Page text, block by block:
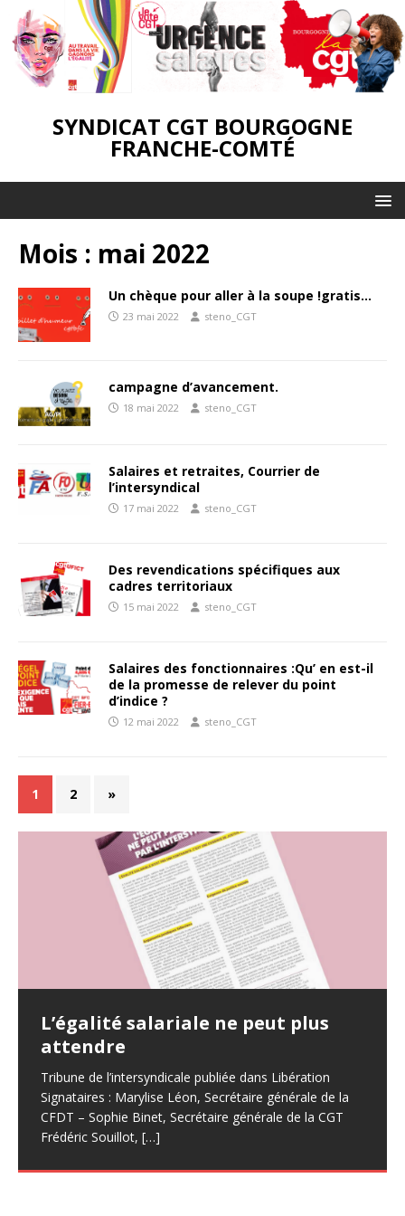
SYNDICAT CGT BOURGOGNE
FRANCHE-COMTÉ
Mois : mai 2022
Un chèque pour aller à la soupe !gratis…
23 mai 2022 steno_CGT
campagne d’avancement.
18 mai 2022 steno_CGT
Salaires et retraites, Courrier de
l’intersyndical
17 mai 2022 steno_CGT
Des revendications spécifiques aux
cadres territoriaux
15 mai 2022 steno_CGT
Salaires des fonctionnaires :Qu’ en est-il
de la promesse de relever du point
d’indice ?
12 mai 2022 steno_CGT
1 2 »
L’égalité salariale ne peut plus
attendre
Tribune de l’intersyndicale publiée dans Libération
Signataires : Marylise Léon, Secrétaire générale de la
CFDT – Sophie Binet, Secrétaire générale de la CGT
Frédéric Souillot, […]
tout augmente sauf les salaires
Dans la fonction publique, le gouvernement refuse
toujours de revaloriser le point d’indice et les grilles
indiciaires.
CROTENAY EREA Quel avenir ?
L’EREA condamné ? Courrier adressé aux élus locaux,
journalistes et syndicats (enseignants et Région),
collège des Louataux, lycée PEV ,parents d’élèves des
Louataux